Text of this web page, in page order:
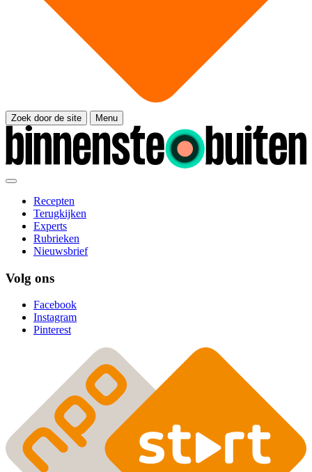
Zoek door de site Menu
Recepten
Terugkijken
Experts
Rubrieken
Nieuwsbrief
Volg ons
Facebook
Instagram
Pinterest